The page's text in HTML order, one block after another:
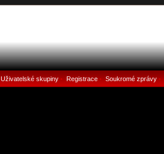
Uživatelské skupiny• Registrace• Soukromé zprávy•